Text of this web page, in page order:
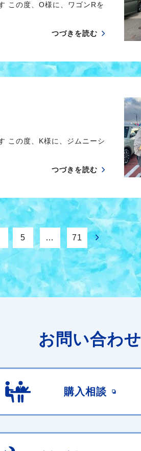
この度、O様に、ワゴンRを
つづきを読む
この度、K様に、ジムニーシ
つづきを読む
5 … 71
お問い合わせ
購入相談